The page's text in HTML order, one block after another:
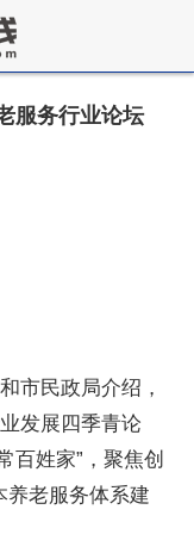
服务行业论坛
市民政局介绍，
发展四季青论
百姓家”，聚焦创
养老服务体系建